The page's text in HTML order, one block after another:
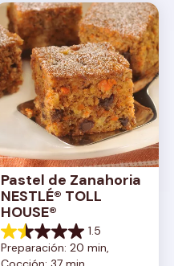
Pastel de Zanahoria
NESTLÉ® TOLL
HOUSE®
1.5
1.5
de
Preparación: 20 min,